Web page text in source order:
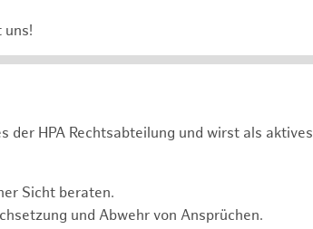
uns!
der HPA Rechtsabteilung und wirst als aktives
Sicht beraten.
und Abwehr von Ansprüchen.